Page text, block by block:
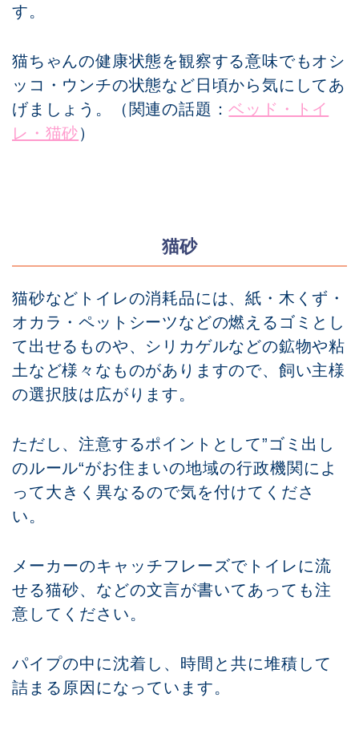
す。
猫ちゃんの健康状態を観察する意味でもオシ
ッコ・ウンチの状態など日頃から気にしてあ
げましょう。（関連の話題：ベッド・トイ
レ・猫砂）
猫砂
猫砂などトイレの消耗品には、紙・木くず・
オカラ・ペットシーツなどの燃えるゴミとし
て出せるものや、シリカゲルなどの鉱物や粘
土など様々なものがありますので、飼い主様
の選択肢は広がります。
ただし、注意するポイントとして”ゴミ出し
のルール“がお住まいの地域の行政機関によ
って大きく異なるので気を付けてくださ
い。
メーカーのキャッチフレーズでトイレに流
せる猫砂、などの文言が書いてあっても注
意してください。
パイプの中に沈着し、時間と共に堆積して
詰まる原因になっています。